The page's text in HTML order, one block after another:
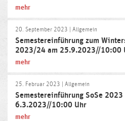
mehr
20. September 2023 | Allgemein
Semestereinführung zum
2023/24 am 25.9.2023//10:00
mehr
25. Februar 2023 | Allgemein
Semestereinführung SoSe 2023
6.3.2023//10:00 Uhr
mehr